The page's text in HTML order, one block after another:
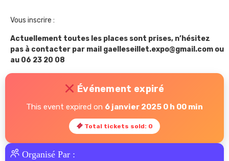
Vous inscrire :
Actuellement toutes les places sont prises, n’hésitez
pas à contacter par mail gaelleseillet.expo@gmail.com ou
au 06 23 20 08
Événement expiré
This event expired on 6 janvier 2025 0 h 00 min
Total tickets sold: 0
Organisé Par :